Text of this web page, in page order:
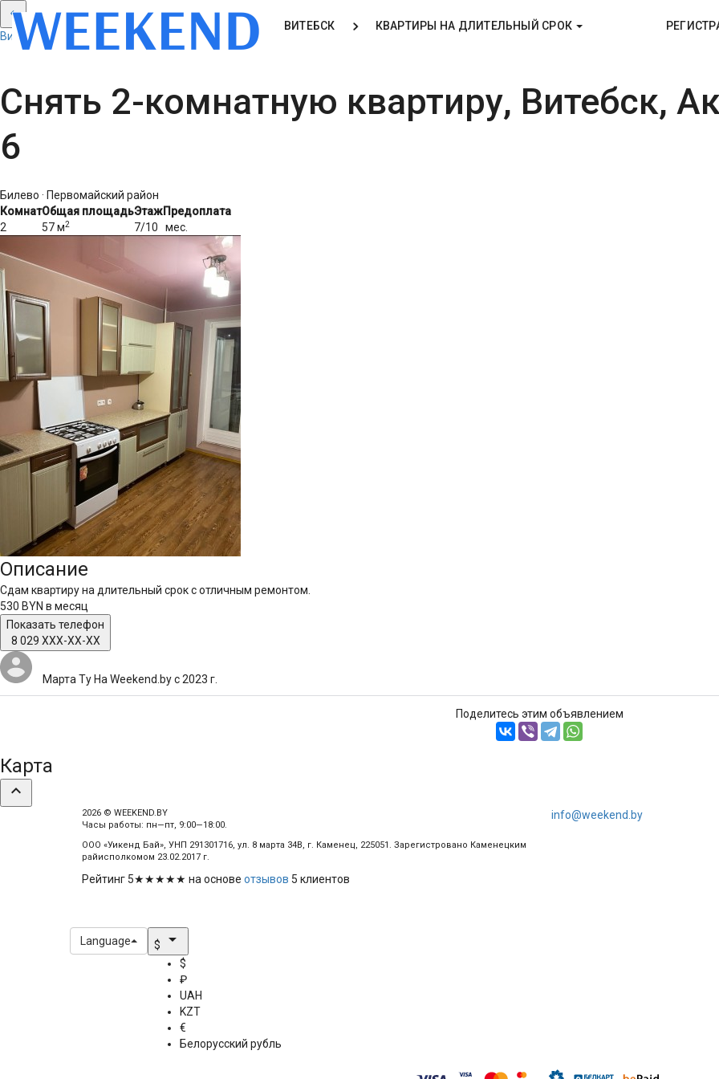
ВИТЕБСК КВАРТИРЫ НА ДЛИТЕЛЬНЫЙ СРОК
Витебск: Смотреть все результаты
Снять 2-комнатную квартиру, Витебск,
6
Билево · Первомайский район
КомнатОбщая площадьЭтажПредоплата
2
57 м2 7/10 мес.
Описание
Сдам квартиру на длительный срок с отличным ремонтом.
530 BYN в месяц
Показать телефон
8 029 XXX-XX-XX
Марта Ту На Weekend.by с 2023 г.
Поделитесь этим объявлением
Карта
expand_less
2026 © WEEKEND.BY
Часы работы: пн—пт, 9:00—18:00.
ООО «Уикенд Бай», УНП 291301716, ул. 8 марта 34В, г. Каменец, 225051. Зарегистровано Каменецким
райисполкомом 23.02.2017 г.
Рейтинг 5★★★★★ на основе отзывов 5 клиентов
info@weekend.by
Language $ arrow_drop_down
$
₽
UAH
KZT
€
Белорусский рубль